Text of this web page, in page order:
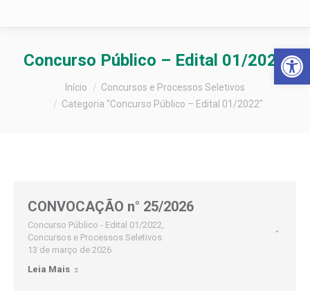
Concurso Público – Edital 01/2022
Você está aqui:
Início
Concursos e Processos Seletivos
Categoria "Concurso Público – Edital 01/2022"
CONVOCAÇÃO n° 25/2026
Concurso Público - Edital 01/2022,
Concursos e Processos Seletivos
13 de março de 2026
Leia Mais
Barra de